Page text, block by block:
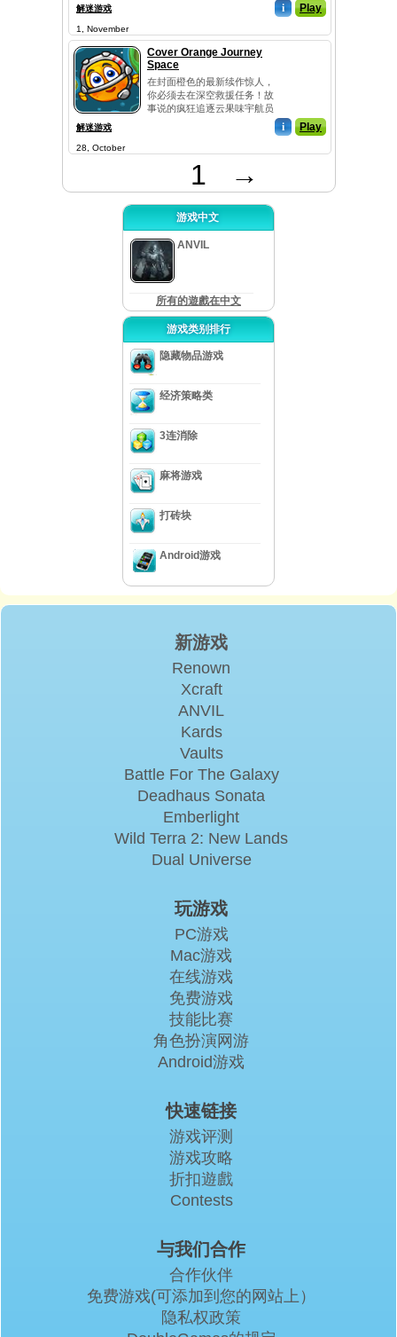
解迷游戏 i Play
1, November
Cover Orange Journey
Space
在封面橙色的最新续作惊人，
你必须去在深空救援任务！故
事说的疯狂追逐云果味宇航员
解迷游戏 i Play
28, October
1 →
游戏中文
ANVIL
所有的遊戲在中文
游戏类别排行
隐藏物品游戏
经济策略类
3连消除
麻将游戏
打砖块
Android游戏
新游戏
Renown
Xcraft
ANVIL
Kards
Vaults
Battle For The Galaxy
Deadhaus Sonata
Emberlight
Wild Terra 2: New Lands
Dual Universe
玩游戏
PC游戏
Mac游戏
在线游戏
免费游戏
技能比赛
角色扮演网游
Android游戏
快速链接
游戏评测
游戏攻略
折扣遊戲
Contests
与我们合作
合作伙伴
免费游戏(可添加到您的网站上）
隐私权政策